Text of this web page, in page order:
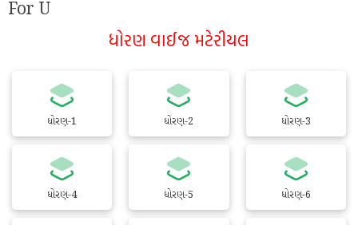
For U
ધોરણ વાઈજ મટેરીયલ
ધોરણ-1 ધોરણ-2 ધોરણ-3
ધોરણ-4 ધોરણ-5 ધોરણ-6